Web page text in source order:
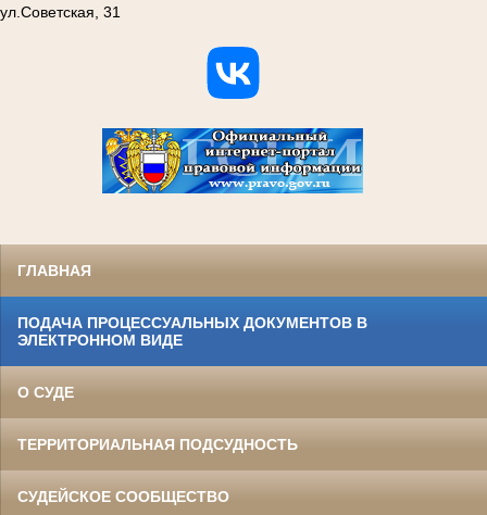
ул.Советская, 31
ГЛАВНАЯ
ПОДАЧА ПРОЦЕССУАЛЬНЫХ ДОКУМЕНТОВ В
ЭЛЕКТРОННОМ ВИДЕ
О СУДЕ
ТЕРРИТОРИАЛЬНАЯ ПОДСУДНОСТЬ
СУДЕЙСКОЕ СООБЩЕСТВО